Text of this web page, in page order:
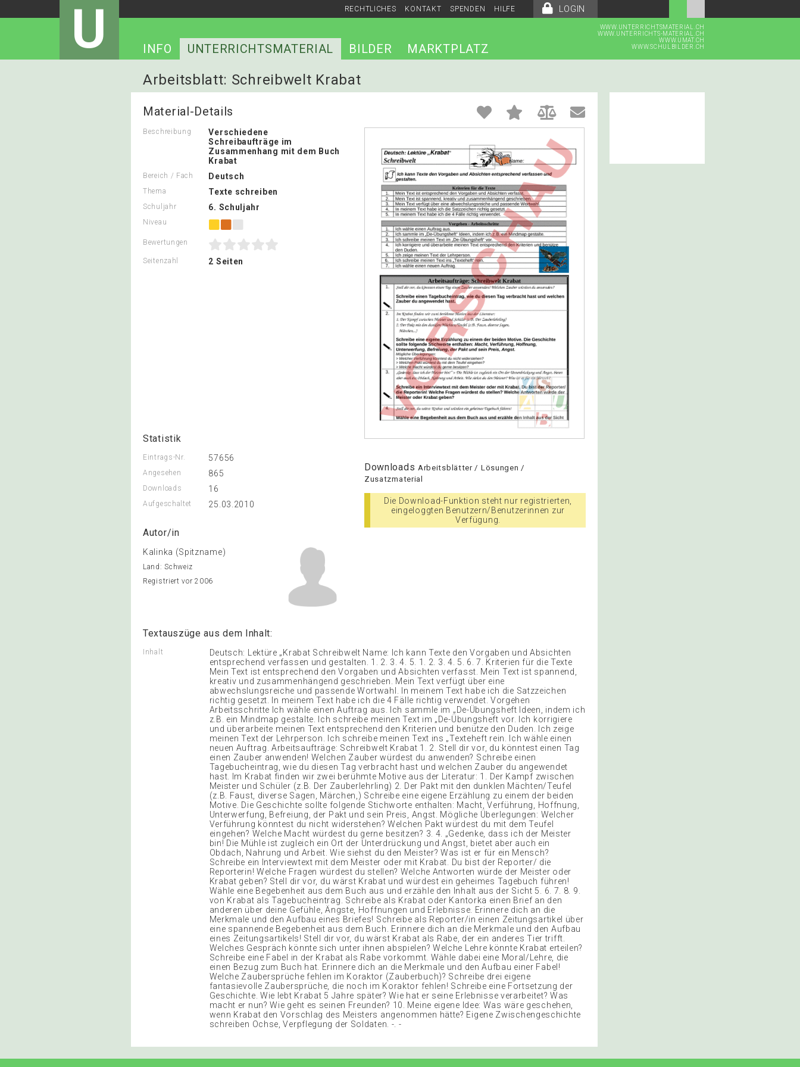
LOGIN
RECHTLICHES KONTAKT SPENDEN HILFE
U
WWW.UNTERRICHTSMATERIAL.CH
WWW.UNTERRICHTS-MATERIAL.CH
WWW.UMAT.CH
WWW.SCHULBILDER.CH
INFO UNTERRICHTSMATERIAL BILDER MARKTPLATZ
Arbeitsblatt: Schreibwelt Krabat
Material-Details
Beschreibung
Verschiedene
Schreibaufträge im
Zusammenhang mit dem Buch
Krabat
Bereich / Fach Deutsch
Thema Texte schreiben
Schuljahr 6. Schuljahr
Niveau
Bewertungen
Seitenzahl 2 Seiten
Statistik
Eintrags-Nr. 57656
Angesehen 865
Downloads 16
Aufgeschaltet 25.03.2010
Autor/in
Kalinka (Spitzname)
Land: Schweiz
Registriert vor 2006
Downloads Arbeitsblätter / Lösungen /
Zusatzmaterial
Die Download-Funktion steht nur registrierten,
eingeloggten Benutzern/Benutzerinnen zur
Verfügung.
Textauszüge aus dem Inhalt:
Inhalt
Deutsch: Lektüre „Krabat Schreibwelt Name: Ich kann Texte den Vorgaben und Absichten
entsprechend verfassen und gestalten. 1. 2. 3. 4. 5. 1. 2. 3. 4. 5. 6. 7. Kriterien für die Texte
Mein Text ist entsprechend den Vorgaben und Absichten verfasst. Mein Text ist spannend,
kreativ und zusammenhängend geschrieben. Mein Text verfügt über eine
abwechslungsreiche und passende Wortwahl. In meinem Text habe ich die Satzzeichen
richtig gesetzt. In meinem Text habe ich die 4 Fälle richtig verwendet. Vorgehen
Arbeitsschritte Ich wähle einen Auftrag aus. Ich sammle im „De-Übungsheft Ideen, indem ich
z.B. ein Mindmap gestalte. Ich schreibe meinen Text im „De-Übungsheft vor. Ich korrigiere
und überarbeite meinen Text entsprechend den Kriterien und benütze den Duden. Ich zeige
meinen Text der Lehrperson. Ich schreibe meinen Text ins „Texteheft rein. Ich wähle einen
neuen Auftrag. Arbeitsaufträge: Schreibwelt Krabat 1. 2. Stell dir vor, du könntest einen Tag
einen Zauber anwenden! Welchen Zauber würdest du anwenden? Schreibe einen
Tagebucheintrag, wie du diesen Tag verbracht hast und welchen Zauber du angewendet
hast. Im Krabat finden wir zwei berühmte Motive aus der Literatur: 1. Der Kampf zwischen
Meister und Schüler (z.B. Der Zauberlehrling) 2. Der Pakt mit den dunklen Mächten/Teufel
(z.B. Faust, diverse Sagen, Märchen,) Schreibe eine eigene Erzählung zu einem der beiden
Motive. Die Geschichte sollte folgende Stichworte enthalten: Macht, Verführung, Hoffnung,
Unterwerfung, Befreiung, der Pakt und sein Preis, Angst. Mögliche Überlegungen: Welcher
Verführung könntest du nicht widerstehen? Welchen Pakt würdest du mit dem Teufel
eingehen? Welche Macht würdest du gerne besitzen? 3. 4. „Gedenke, dass ich der Meister
bin! Die Mühle ist zugleich ein Ort der Unterdrückung und Angst, bietet aber auch ein
Obdach, Nahrung und Arbeit. Wie siehst du den Meister? Was ist er für ein Mensch?
Schreibe ein Interviewtext mit dem Meister oder mit Krabat. Du bist der Reporter/ die
Reporterin! Welche Fragen würdest du stellen? Welche Antworten würde der Meister oder
Krabat geben? Stell dir vor, du wärst Krabat und würdest ein geheimes Tagebuch führen!
Wähle eine Begebenheit aus dem Buch aus und erzähle den Inhalt aus der Sicht 5. 6. 7. 8. 9.
von Krabat als Tagebucheintrag. Schreibe als Krabat oder Kantorka einen Brief an den
anderen über deine Gefühle, Ängste, Hoffnungen und Erlebnisse. Erinnere dich an die
Merkmale und den Aufbau eines Briefes! Schreibe als Reporter/in einen Zeitungsartikel über
eine spannende Begebenheit aus dem Buch. Erinnere dich an die Merkmale und den Aufbau
eines Zeitungsartikels! Stell dir vor, du wärst Krabat als Rabe, der ein anderes Tier trifft.
Welches Gespräch könnte sich unter ihnen abspielen? Welche Lehre könnte Krabat erteilen?
Schreibe eine Fabel in der Krabat als Rabe vorkommt. Wähle dabei eine Moral/Lehre, die
einen Bezug zum Buch hat. Erinnere dich an die Merkmale und den Aufbau einer Fabel!
Welche Zaubersprüche fehlen im Koraktor (Zauberbuch)? Schreibe drei eigene
fantasievolle Zaubersprüche, die noch im Koraktor fehlen! Schreibe eine Fortsetzung der
Geschichte. Wie lebt Krabat 5 Jahre später? Wie hat er seine Erlebnisse verarbeitet? Was
macht er nun? Wie geht es seinen Freunden? 10. Meine eigene Idee: Was wäre geschehen,
wenn Krabat den Vorschlag des Meisters angenommen hätte? Eigene Zwischengeschichte
schreiben Ochse, Verpflegung der Soldaten. -. -